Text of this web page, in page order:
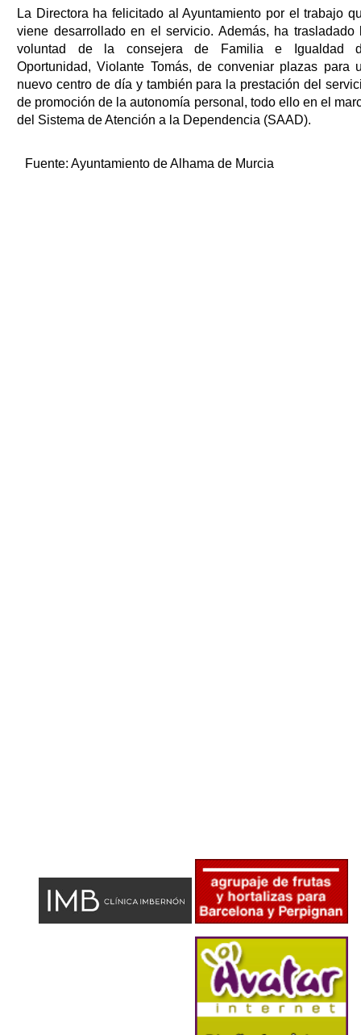
La Directora ha felicitado al Ayuntamiento por el trabajo
viene desarrollado en el servicio. Además, ha trasladado
voluntad de la consejera de Familia e Igualdad
Oportunidad, Violante Tomás, de conveniar plazas para
nuevo centro de día y también para la prestación del
de promoción de la autonomía personal, todo ello en el
del Sistema de Atención a la Dependencia (SAAD).
Fuente: Ayuntamiento de Alhama de Murcia